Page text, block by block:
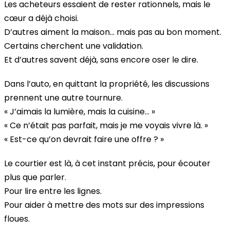
Les acheteurs essaient de rester rationnels, mais le
cœur a déjà choisi.
D’autres aiment la maison… mais pas au bon moment.
Certains cherchent une validation.
Et d’autres savent déjà, sans encore oser le dire.
Dans l’auto, en quittant la propriété, les discussions
prennent une autre tournure.
« J’aimais la lumière, mais la cuisine… »
« Ce n’était pas parfait, mais je me voyais vivre là. »
« Est-ce qu’on devrait faire une offre ? »
Le courtier est là, à cet instant précis, pour écouter
plus que parler.
Pour lire entre les lignes.
Pour aider à mettre des mots sur des impressions
floues.